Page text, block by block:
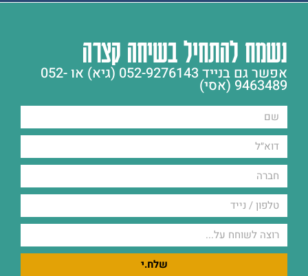
נשמח להתחיל בשיחה קצרה
אפשר גם בנייד 052-9276143 (גיא) או 052-
9463489 (אסי)
שלח.י